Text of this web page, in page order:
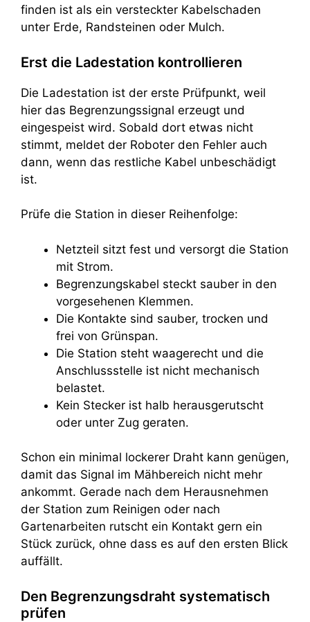
finden ist als ein versteckter Kabelschaden
unter Erde, Randsteinen oder Mulch.
Erst die Ladestation kontrollieren
Die Ladestation ist der erste Prüfpunkt, weil
hier das Begrenzungssignal erzeugt und
eingespeist wird. Sobald dort etwas nicht
stimmt, meldet der Roboter den Fehler auch
dann, wenn das restliche Kabel unbeschädigt
ist.
Prüfe die Station in dieser Reihenfolge:
Netzteil sitzt fest und versorgt die Station
mit Strom.
Begrenzungskabel steckt sauber in den
vorgesehenen Klemmen.
Die Kontakte sind sauber, trocken und
frei von Grünspan.
Die Station steht waagerecht und die
Anschlussstelle ist nicht mechanisch
belastet.
Kein Stecker ist halb herausgerutscht
oder unter Zug geraten.
Schon ein minimal lockerer Draht kann genügen,
damit das Signal im Mähbereich nicht mehr
ankommt. Gerade nach dem Herausnehmen
der Station zum Reinigen oder nach
Gartenarbeiten rutscht ein Kontakt gern ein
Stück zurück, ohne dass es auf den ersten Blick
auffällt.
Den Begrenzungsdraht systematisch
prüfen